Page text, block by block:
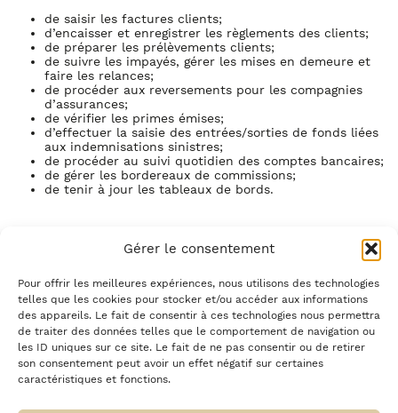
Gérer le consentement
Pour offrir les meilleures expériences, nous utilisons des technologies
telles que les cookies pour stocker et/ou accéder aux informations
des appareils. Le fait de consentir à ces technologies nous permettra
de traiter des données telles que le comportement de navigation ou
les ID uniques sur ce site. Le fait de ne pas consentir ou de retirer
son consentement peut avoir un effet négatif sur certaines
caractéristiques et fonctions.
de saisir les factures clients;
d’encaisser et enregistrer les règlements des clients;
de préparer les prélèvements clients;
de suivre les impayés, gérer les mises en demeure et
faire les relances;
de procéder aux reversements pour les compagnies
d’assurances;
de vérifier les primes émises;
d’effectuer la saisie des entrées/sorties de fonds liées
aux indemnisations sinistres;
de procéder au suivi quotidien des comptes bancaires;
de gérer les bordereaux de commissions;
de tenir à jour les tableaux de bords.
d’une première expérience réussie sur un poste de
comptable clients et/ou d’assistant administratif.
Polyvalent(e), vous aimez le travail d’équipe.
Vous êtes reconnu(e) pour vos capacités d’adaptation, votre
organisation et votre rigueur.
Vous savez gérer des flux importants et vous aimez les